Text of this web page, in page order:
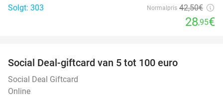
Solgt: 303
Normalpris 42,50€
28,95€
Social Deal-giftcard van 5 tot 100 euro
Social Deal Giftcard
Online